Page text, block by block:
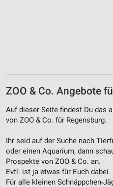
ZOO & Co. Angebote
Auf dieser Seite findest Du das
von ZOO & Co. für Regensburg.
Ihr seid auf der Suche nach
oder einen Aquarium, dann
Prospekte von ZOO & Co. an.
Evtl. ist ja etwas für Euch dabei.
Für alle kleinen Schnäppchen-
Werbung
Verwendung von Profilen zur
personalisierter Werbung
Erstellung von Profilen zur
von Inhalten
Verwendung von Profilen zur
personalisierter Inhalte